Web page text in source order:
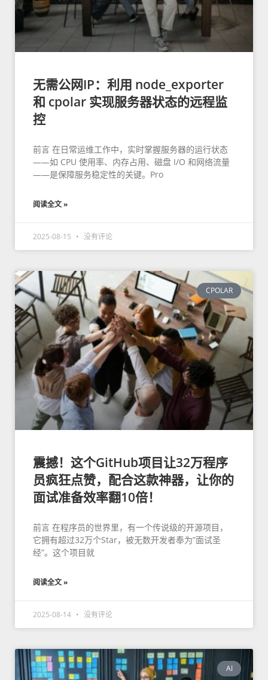
无需公网IP：利用 node_exporter
和 cpolar 实现服务器状态的远程监
控
前言 在日常运维工作中，实时掌握服务器的运行状态
——如 CPU 使用率、内存占用、磁盘 I/O 和网络流量
——是保障服务稳定性的关键。Pro
阅读全文 »
2025-08-15 没有评论
CPOLAR
震撼！这个GitHub项目让32万程序
员疯狂点赞，配合这款神器，让你的
面试准备效率翻10倍！
前言 在程序员的世界里，有一个传说级的开源项目，
它拥有超过32万个Star，被无数开发者奉为”面试圣
经”。这个项目就
阅读全文 »
2025-08-14 没有评论
AI